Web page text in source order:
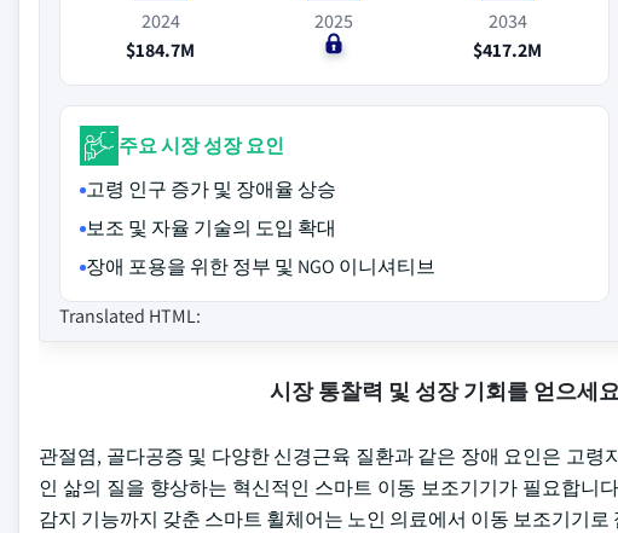
2024
$184.7M
2025
$0
2034
$417.2M
주요 시장 성장 요인
고령 인구 증가 및 장애율 상승
보조 및 자율 기술의 도입 확대
장애 포용을 위한 정부 및 NGO 이니셔티브
Translated HTML:
시장 통찰력 및 성장 기회를 얻으세
관절염, 골다공증 및 다양한 신경근육 질환과 같은 장애 요인은 고
인 삶의 질을 향상하는 혁신적인 스마트 이동 보조기기가 필요합니
감지 기능까지 갖춘 스마트 휠체어는 노인 의료에서 이동 보조기기